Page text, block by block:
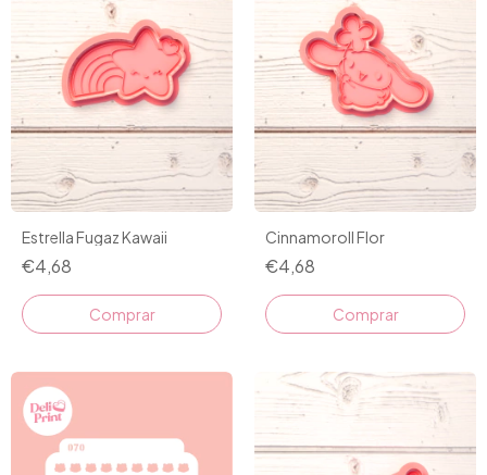
Estrella Fugaz Kawaii
€4,68
Comprar
Cinnamoroll Flor
€4,68
Comprar